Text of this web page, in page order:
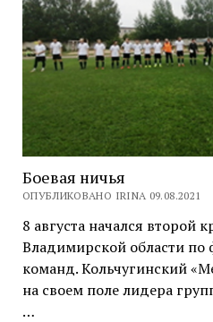
Боевая ничья
ОПУБЛИКОВАНО IRINA 09.08.2021
8 августа начался второй
Владимирской области по
команд. Кольчугинский
на своем поле лидера
…